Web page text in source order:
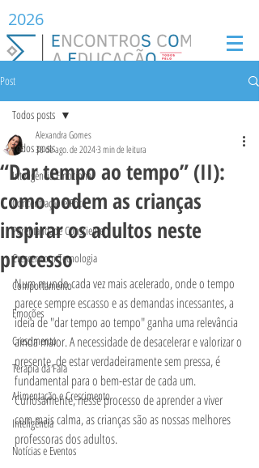
2026
Post
Todos posts
Inteligência Emocional
Concentração e Foco
Parentalidade Consciente
Crescer com Tecnologia
Comportamento
Emoções
Crescimento
Terapia da Fala
Alimentação e Crescimento
Inteligência
Notícias e Eventos
Todos posts
“Dar tempo ao tempo” (II):
como podem as crianças
inspirar os adultos neste
processo
Alexandra Gomes
30 de ago. de 20243 min de leitura
Num mundo cada vez mais acelerado, onde o tempo
parece sempre escasso e as demandas incessantes, a
ideia de "dar tempo ao tempo" ganha uma relevância
ainda maior. A necessidade de desacelerar e valorizar o
presente, de estar verdadeiramente sem pressa, é
fundamental para o bem-estar de cada um.
Curiosamente, nesse processo de aprender a viver
com mais calma, as crianças são as nossas melhores
professoras dos adultos.